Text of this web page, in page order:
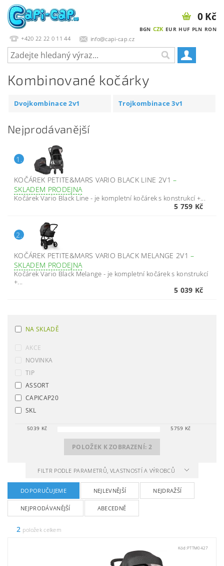
+420 22 22 0 11 44 info@capi-cap.cz
BGN CZK EUR HUF PLN RON
0 Kč
Kombinované kočárky
Dvojkombinace 2v1 Trojkombinace 3v1
Nejprodávanější
1.
KOČÁREK PETITE&MARS VARIO BLACK LINE 2V1–
SKLADEM PRODEJNA
Kočárek Vario Black Line - je kompletní kočárek s konstrukcí +...
5 759 Kč
2.
KOČÁREK PETITE&MARS VARIO BLACK MELANGE 2V1–
SKLADEM PRODEJNA
Kočárek Vario Black Melange - je kompletní kočárek s konstrukcí
+...
5 039 Kč
NA SKLADĚ
AKCE
NOVINKA
TIP
ASSORT
CAPICAP20
SKL
5039 Kč 5759 Kč
POLOŽEK K ZOBRAZENÍ: 2
FILTR PODLE PARAMETRŮ, VLASTNOSTÍ A VÝROBCŮ
DOPORUČUJEME NEJLEVNĚJŠÍ NEJDRAŽŠÍ
NEJPRODÁVANĚJŠÍ ABECEDNĚ
2 položek celkem
Kód: PTTM0427